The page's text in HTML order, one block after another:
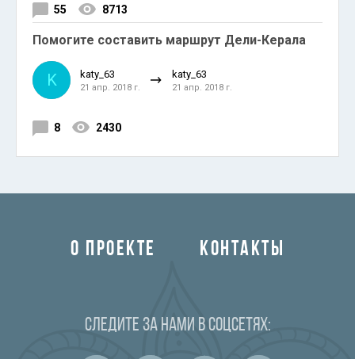
55 8713
Помогите составить маршрут Дели-Керала
K katy_63
21 апр. 2018 г.
katy_63
21 апр. 2018 г.
8 2430
О ПРОЕКТЕ КОНТАКТЫ
Следите за нами в соцсетях: